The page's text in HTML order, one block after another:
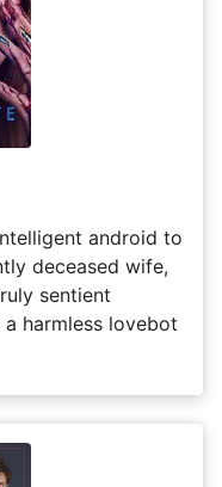
android to
deceased wife,
sentient
harmless lovebot